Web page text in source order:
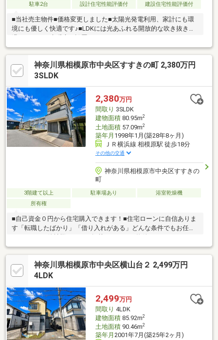
駐車2台
設計住宅性能評価付 建設住宅性能評価付
■当社売主物件■価格変更しました■太陽光発電利用、家計にも環
境にも優しく快適です♪■LDKには光あふれる開放的な吹き抜きと
温もりのある床暖房が設置されています♪
神奈川県相模原市中央区すすきの町 2,380万円
3SLDK
2,380万円
間取り 3SLDK
建物面積80.95m2
土地面積57.09m2
築年月 1998年1月(築28年8ヶ月)
ＪＲ横浜線 相模原駅 徒歩18分
その他の交通
神奈川県相模原市中央区すすきの
町
3階建て以上 駐車場あり
浴室乾燥機
所有権
■自己資金０円から住宅購入できます！■住宅ローンに自信ありま
す「転職したばかり」「借り入れがある」どんな条件でもお任せ
紹介可能です！■見学、お問合せにつきましては土日に限らず平
日、営業時間外でもご対応可能です！東亜住宅ではお客様が安心
して頂けますよう常に新しい事を取り入れております。経験豊富
な知識でお客様の悩み事をしっかりと解消いたします。お住まい
1665【通話料無料】までお気軽にお電話ください♪スマートフォ
ンの方は右下の青いバナーよりお問合せ頂けます♪
神奈川県相模原市中央区横山台２ 2,499万円
4LDK
2,499万円
間取り 4LDK
建物面積85.92m2
土地面積90.46m2
築年月 2001年7月(築25年2ヶ月)